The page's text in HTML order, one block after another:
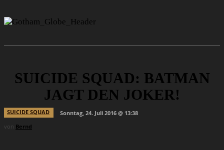
SUICIDE SQUAD: BATMAN
JAGT DEN JOKER!
SUICIDE SQUAD
Sonntag, 24. Juli 2016 @ 13:38
von Bernd